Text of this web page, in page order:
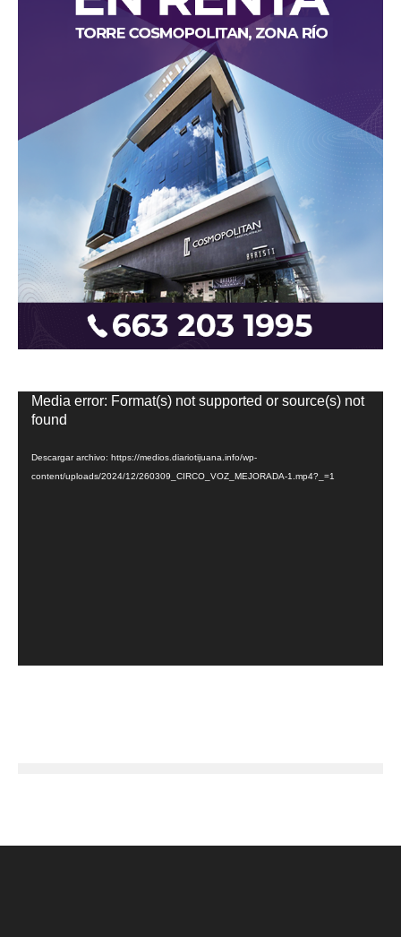
Reproductor
de
Media error: Format(s) not supported or source(s) not
found
Descargar archivo: https://medios.diariotijuana.info/wp-
content/uploads/2024/12/260309_CIRCO_VOZ_MEJORADA-1.mp4?_=1